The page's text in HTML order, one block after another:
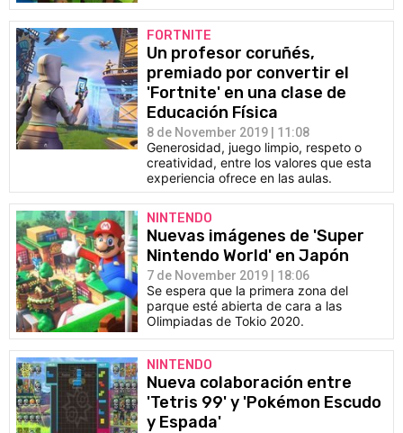
FORTNITE
Un profesor coruñés,
premiado por convertir el
'Fortnite' en una clase de
Educación Física
8 de November 2019 | 11:08
Generosidad, juego limpio, respeto o
creatividad, entre los valores que esta
experiencia ofrece en las aulas.
NINTENDO
Nuevas imágenes de 'Super
Nintendo World' en Japón
7 de November 2019 | 18:06
Se espera que la primera zona del
parque esté abierta de cara a las
Olimpiadas de Tokio 2020.
NINTENDO
Nueva colaboración entre
'Tetris 99' y 'Pokémon Escudo
y Espada'